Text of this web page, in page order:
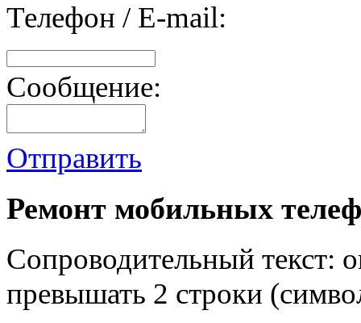
Телефон / E-mail:
Сообщение:
Отправить
Ремонт мобильных
Сопроводительный текст:
превышать 2 строки